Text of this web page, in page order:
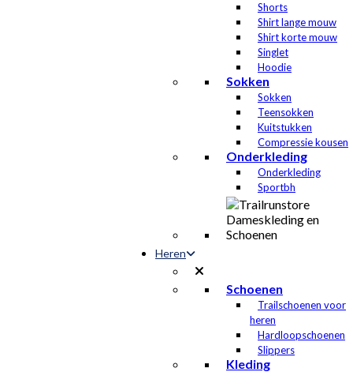
Shorts
Shirt lange mouw
Shirt korte mouw
Singlet
Hoodie
Sokken
Sokken
Teensokken
Kuitstukken
Compressie kousen
Onderkleding
Onderkleding
Sportbh
Heren
Schoenen
Trailschoenen voor
heren
Hardloopschoenen
Slippers
Kleding